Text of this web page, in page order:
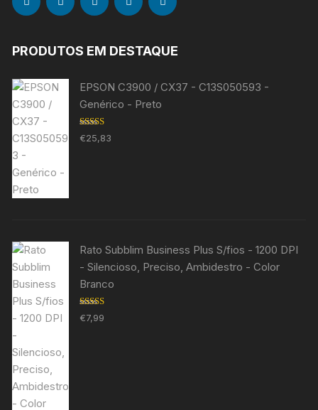
PRODUTOS EM DESTAQUE
EPSON C3900 / CX37 - C13S050593 -
Genérico - Preto
Avaliação
5.00de 5
€25,83
Rato Subblim Business Plus S/fios - 1200 DPI
- Silencioso, Preciso, Ambidestro - Color
Branco
Avaliação
5.00de 5
€7,99